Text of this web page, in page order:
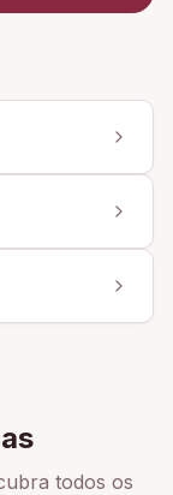
todos os